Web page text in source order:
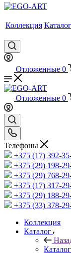
Коллекция Каталог
Отложенные 0
Отложенные 0
Телефоны
+375 (17) 392-
+375 (29) 198-
+375 (29) 768-
+375 (17) 317-
+375 (29) 188-
+375 (33) 378-
Коллекция
Каталог
Каталог